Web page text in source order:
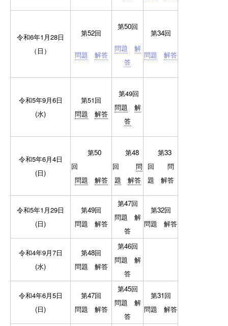
令和6年1月28日
（日）
第52回
問題 解答
第50回
問題
解
答
第34回
問題 解答
令和5年9月6日
(水)
第51回
問題
解答
第49回
問題
解
答
令和5年6月4日
(日)
第50
回
問題
解答
第48
回
問
題
解答
第33
回 問
題
解答
令和5年1月29日
(日)
第49回
問題
解答
第47回
問題
解
答
第32回
問題
解答
令和4年9月7日
(水)
第48回
問題
解答
第46回
問題
解
答
令和4年6月5日
(日)
第47回
問題
解答
第45回
問題
解
答
第31回
問題
解答